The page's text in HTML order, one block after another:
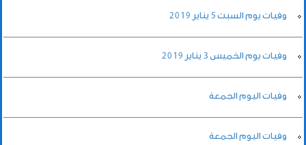
وفيات يوم السبت 5 يناير 2019
وفيات يوم الخميس 3 يناير 2019
وفيات اليوم الجمعة
وفيات اليوم الجمعة